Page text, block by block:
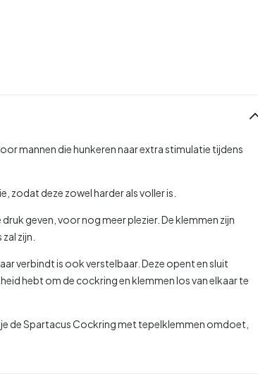
mannen die hunkeren naar extra stimulatie tijdens
zodat deze zowel harder als voller is.
geven, voor nog meer plezier. De klemmen zijn
zijn.
verbindt is ook verstelbaar. Deze opent en sluit
hebt om de cockring en klemmen los van elkaar te
de Spartacus Cockring met tepelklemmen omdoet,